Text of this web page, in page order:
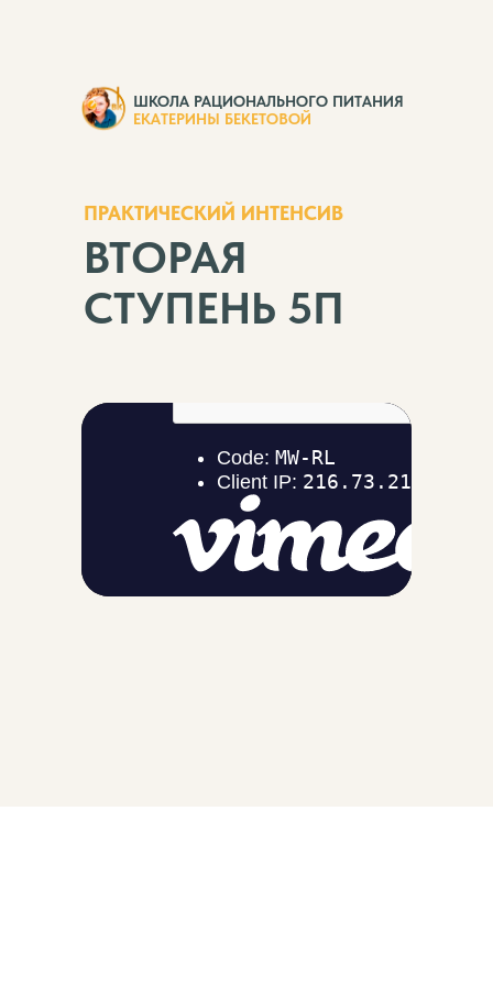
ПРАКТИЧЕСКИЙ ИНТЕНСИВ
ВТОРАЯ
СТУПЕНЬ 5П
ШКОЛА РАЦИОНАЛЬНОГО ПИТАНИЯ
ЕКАТЕРИНЫ БЕКЕТОВОЙ